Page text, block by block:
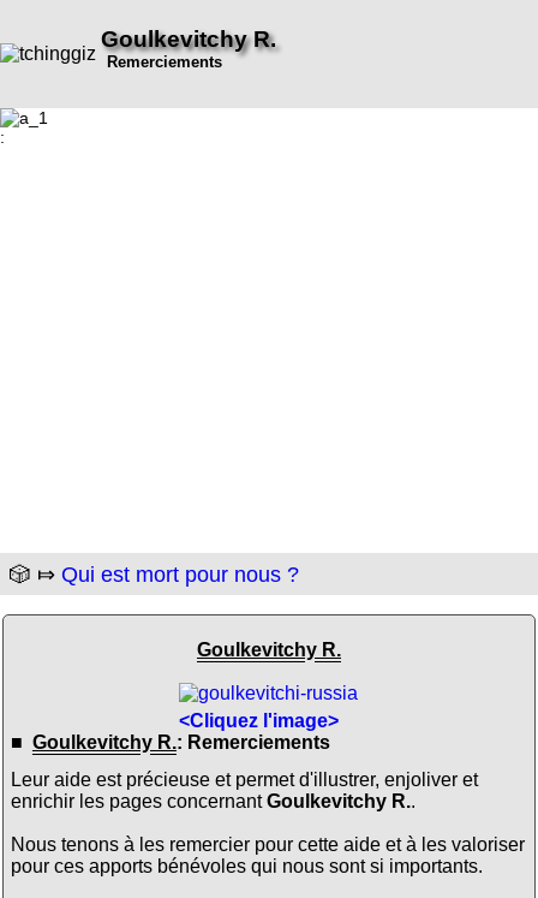
Goulkevitchy R.
Remerciements
:
🎲 ⤇ Qui est mort pour nous ?
Goulkevitchy R.
<Cliquez l'image>
■ Goulkevitchy R.: Remerciements
Leur aide est précieuse et permet d'illustrer, enjoliver et
enrichir les pages concernantGoulkevitchy R..
Nous tenons à les remercier pour cette aide et à les valoriser
pour ces apports bénévoles qui nous sont si importants.